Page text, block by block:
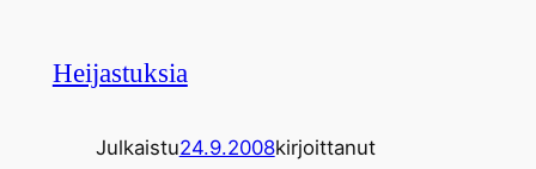
Heijastuksia
Julkaistu24.9.2008kirjoittanut